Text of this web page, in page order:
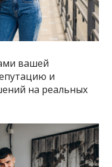
вашей
и
на реальных